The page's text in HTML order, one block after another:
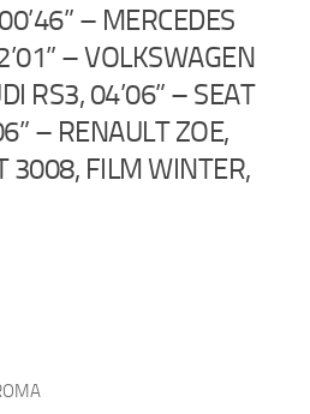
– MERCEDES
– VOLKSWAGEN
RS3, 04’06” – SEAT
– RENAULT ZOE,
3008, FILM WINTER,